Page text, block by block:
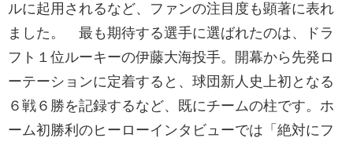
ルに起用されるなど、ファンの注目度も顕著に表れ
ました。 最も期待する選手に選ばれたのは、ドラ
フト１位ルーキーの伊藤大海投手。開幕から先発ロ
ーテーションに定着すると、球団新人史上初となる
６戦６勝を記録するなど、既にチームの柱です。ホ
ーム初勝利のヒーローインタビューでは「絶対にフ